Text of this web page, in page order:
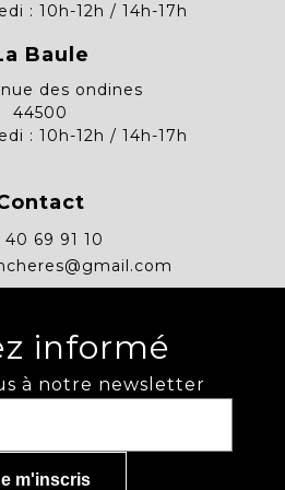
: 10h-12h / 14h-17h
Baule
des ondines
44500
: 10h-12h / 14h-17h
40 69 91 10
informé
à notre newsletter